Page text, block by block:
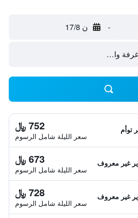
- ن 17/8
752 ﷼
سعر الليلة شامل الرسوم
غير معروف 673 ﷼
سعر الليلة شامل الرسوم
غير معروف 728 ﷼
سعر الليلة شامل الرسوم